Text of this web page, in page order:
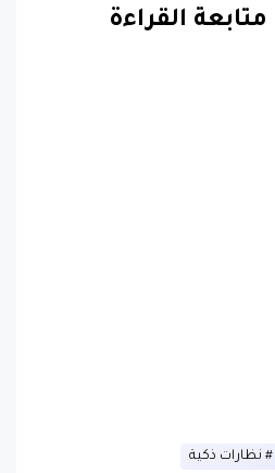
متابعة القراءة
نظارات ذكية